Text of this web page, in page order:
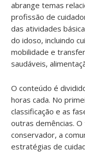
abrange temas
profissão de
das atividades
do idoso, incluindo
mobilidade e
saudáveis,
O conteúdo é
horas cada. No
classificação e as
outras demências.
conservador, a
estratégias de